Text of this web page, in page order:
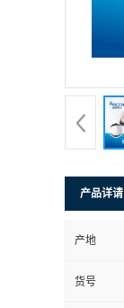
产品详请
产地
货号